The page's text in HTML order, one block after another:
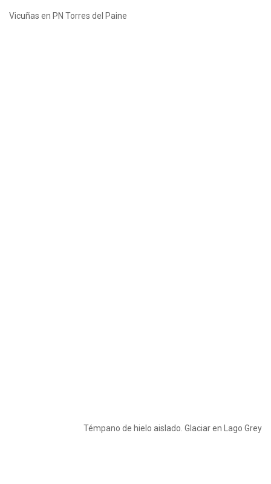
Vicuñas en PN Torres del Paine
Témpano de hielo aislado. Glaciar en Lago Grey